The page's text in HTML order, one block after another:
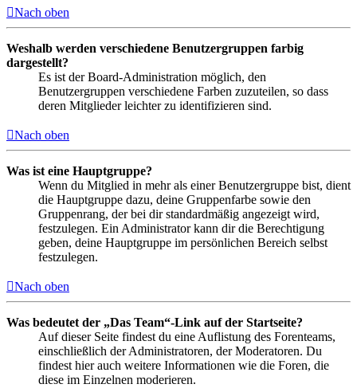
Nach oben
Weshalb werden verschiedene Benutzergruppen farbig
dargestellt?
Es ist der Board-Administration möglich, den
Benutzergruppen verschiedene Farben zuzuteilen, so dass
deren Mitglieder leichter zu identifizieren sind.
Nach oben
Was ist eine Hauptgruppe?
Wenn du Mitglied in mehr als einer Benutzergruppe bist, dient
die Hauptgruppe dazu, deine Gruppenfarbe sowie den
Gruppenrang, der bei dir standardmäßig angezeigt wird,
festzulegen. Ein Administrator kann dir die Berechtigung
geben, deine Hauptgruppe im persönlichen Bereich selbst
festzulegen.
Nach oben
Was bedeutet der „Das Team“-Link auf der Startseite?
Auf dieser Seite findest du eine Auflistung des Forenteams,
einschließlich der Administratoren, der Moderatoren. Du
findest hier auch weitere Informationen wie die Foren, die
diese im Einzelnen moderieren.